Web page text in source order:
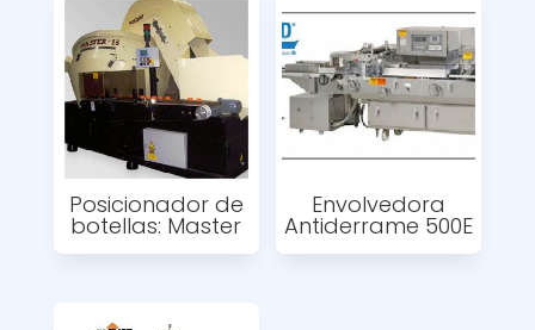
Posicionador de
botellas: Master
Envolvedora
Antiderrame 500E